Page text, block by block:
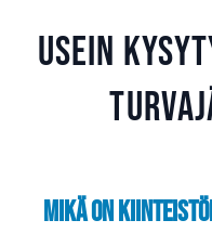
Usein
Mikä on